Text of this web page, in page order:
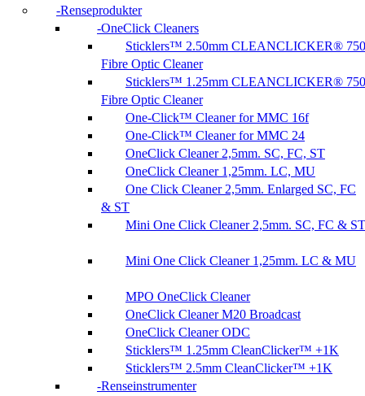
Renseprodukter
OneClick Cleaners
Sticklers™ 2.50mm CLEANCLICKER® 750
Fibre Optic Cleaner
Sticklers™ 1.25mm CLEANCLICKER® 750
Fibre Optic Cleaner
One-Click™ Cleaner for MMC 16f
One-Click™ Cleaner for MMC 24
OneClick Cleaner 2,5mm. SC, FC, ST
OneClick Cleaner 1,25mm. LC, MU
One Click Cleaner 2,5mm. Enlarged SC, FC
& ST
Mini One Click Cleaner 2,5mm. SC, FC & ST
Mini One Click Cleaner 1,25mm. LC & MU
MPO OneClick Cleaner
OneClick Cleaner M20 Broadcast
OneClick Cleaner ODC
Sticklers™ 1.25mm CleanClicker™ +1K
Sticklers™ 2.5mm CleanClicker™ +1K
Renseinstrumenter